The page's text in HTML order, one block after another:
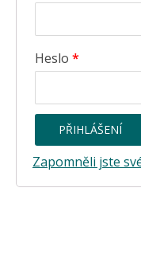
Heslo *
Zapomněli jste